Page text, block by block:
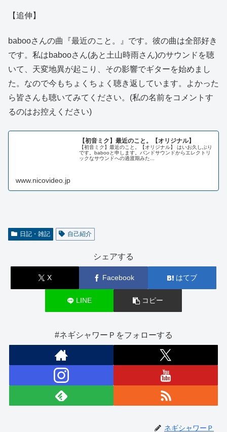
【追伸】
babooさんの曲『最近のこと。』です。彼の曲は全部好き
です。私はbabooさん(あと土山時雨さん)のサウンドを聴
いて、天変地異が起こり、その影響でギターを始めまし
た。なので今もちょくちょく聴き返しています。よかった
ら皆さんも聴いてみてください。(私の名前をコメントす
るのはお控えください)
【初音ミク】最近のこと。【オリジナル】
【初音ミク】最近のこと。【オリジナル】 はいお久しぶり
です。babooと申します。バンドサウンドからエレクトリ
ックなサウンドへの過渡期みた...
www.nicovideo.jp
日記・雑記 自己紹介
シェアする
X Facebook はてブ
LINE コピー
#ネギシャワーＰをフォローする
ネギシャワーＰ